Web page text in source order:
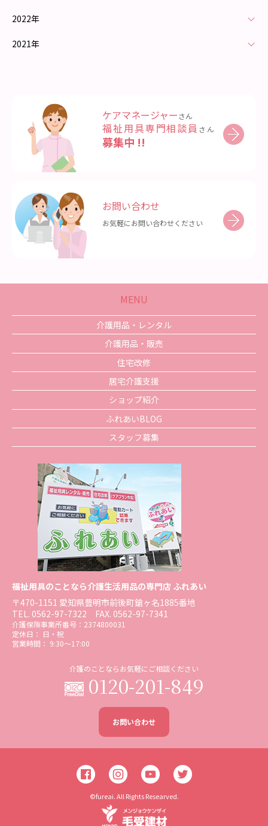
2022年
2021年
ケアマネージャーさん
福祉用具専門相談員 さん
募集中 !!
お問い合わせ
お気軽にお問い合わせください
MENU
介護用品・レンタル
介護用品・販売
住宅改修
居宅介護支援
ショップ紹介
ふれあいBLOG
スタッフ募集
福祉用具のことなら介護生活用品の専門店 ふれあい
〒470-1151 愛知県豊明市前後町鎗ヶ名1885番地
TEL. 0562-97-7322 FAX. 0562-97-7341
介護保険事業所番号：2374800031
定休日： 日・祝
営業時間： 9:30〜17:00
介護のことならお気軽にご相談ください
0120-201-849
お問い合わせ
©fureai. All Rights Researved.